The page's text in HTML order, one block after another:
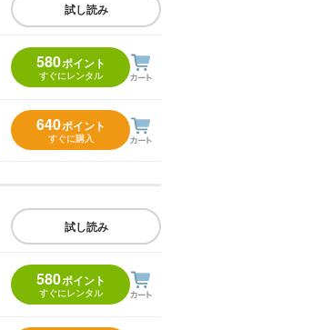
試し読み
580ポイント
すぐにレンタル
640ポイント
すぐに購入
試し読み
580ポイント
すぐにレンタル